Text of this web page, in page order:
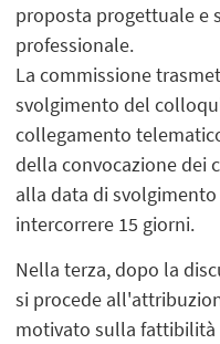
proposta progettuale e
professionale.
La commissione
svolgimento del
collegamento
della convocazione dei
alla data di
intercorrere 15 giorni.
Nella terza, dopo la
si procede
motivato sulla